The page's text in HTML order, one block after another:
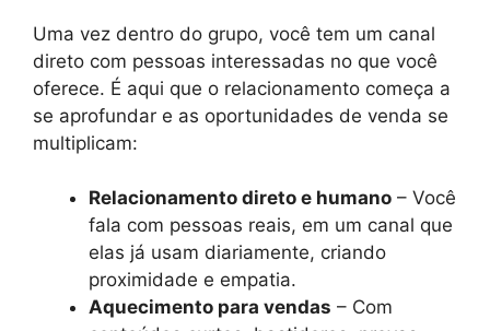
Uma vez dentro do grupo, você tem um canal
direto com pessoas interessadas no que você
oferece. É aqui que o relacionamento começa a
se aprofundar e as oportunidades de venda se
multiplicam:
Relacionamento direto e humano – Você
fala com pessoas reais, em um canal que
elas já usam diariamente, criando
proximidade e empatia.
Aquecimento para vendas – Com